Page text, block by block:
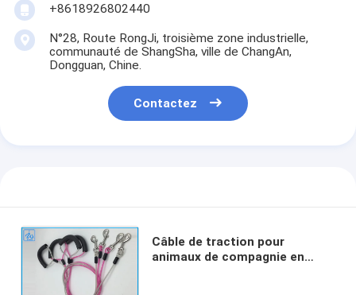
+8618926802440
N°28, Route RongJi, troisième zone industrielle,
communauté de ShangSha, ville de ChangAn,
Dongguan, Chine.
Contactez
Câble de traction pour
animaux de compagnie en